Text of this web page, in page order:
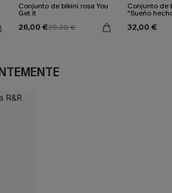
Conjunto de bikini rosa You
Get It
26,00 €29,00 €
Conjunto de
"Sueño
32,00 €